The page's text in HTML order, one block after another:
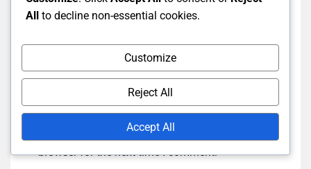
Save my name, email, and website in this
browser for the next time I comment.
All to decline non-essential cookies.
Customize
Reject All
Accept All